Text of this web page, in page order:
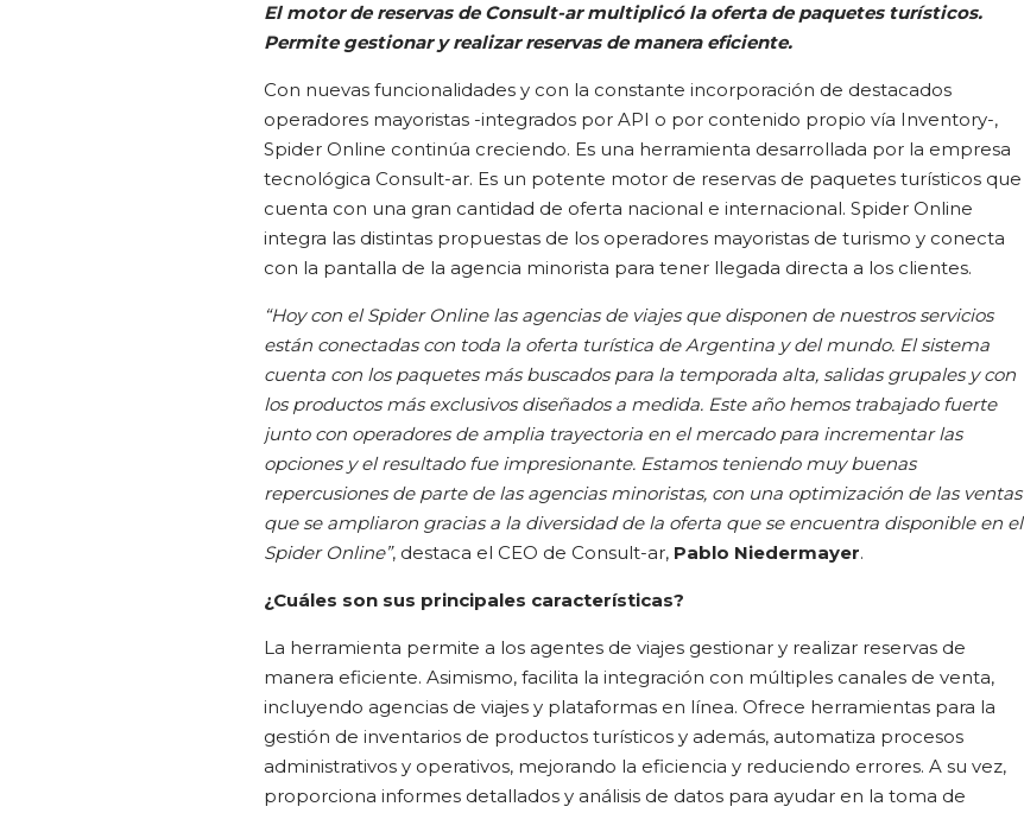
El motor de reservas de Consult-ar multiplicó la oferta de paquetes turísticos.
Permite gestionar y realizar reservas de manera eficiente.
Con nuevas funcionalidades y con la constante incorporación de destacados
operadores mayoristas -integrados por API o por contenido propio vía Inventory-,
Spider Online continúa creciendo. Es una herramienta desarrollada por la empresa
tecnológica Consult-ar. Es un potente motor de reservas de paquetes turísticos que
cuenta con una gran cantidad de oferta nacional e internacional. Spider Online
integra las distintas propuestas de los operadores mayoristas de turismo y conecta
con la pantalla de la agencia minorista para tener llegada directa a los clientes.
“Hoy con el Spider Online las agencias de viajes que disponen de nuestros servicios
están conectadas con toda la oferta turística de Argentina y del mundo. El sistema
cuenta con los paquetes más buscados para la temporada alta, salidas grupales y con
los productos más exclusivos diseñados a medida. Este año hemos trabajado fuerte
junto con operadores de amplia trayectoria en el mercado para incrementar las
opciones y el resultado fue impresionante. Estamos teniendo muy buenas
repercusiones de parte de las agencias minoristas, con una optimización de las ventas
que se ampliaron gracias a la diversidad de la oferta que se encuentra disponible en el
Spider Online”, destaca el CEO de Consult-ar, Pablo Niedermayer.
¿Cuáles son sus principales características?
La herramienta permite a los agentes de viajes gestionar y realizar reservas de
manera eficiente. Asimismo, facilita la integración con múltiples canales de venta,
incluyendo agencias de viajes y plataformas en línea. Ofrece herramientas para la
gestión de inventarios de productos turísticos y además, automatiza procesos
administrativos y operativos, mejorando la eficiencia y reduciendo errores. A su vez,
proporciona informes detallados y análisis de datos para ayudar en la toma de